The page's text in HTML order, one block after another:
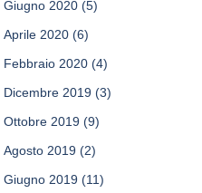
Giugno 2020 (5)
Aprile 2020 (6)
Febbraio 2020 (4)
Dicembre 2019 (3)
Ottobre 2019 (9)
Agosto 2019 (2)
Giugno 2019 (11)